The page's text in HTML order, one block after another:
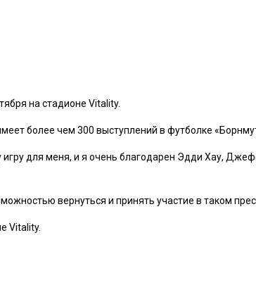
на стадионе Vitality.
более чем 300 выступлений в футболке
для меня, и я очень благодарен Эдди Хау,
вернуться и принять участие в таком
Vitality.